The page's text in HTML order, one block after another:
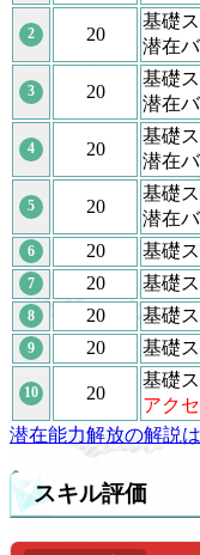
2 20
基礎
潜在
3 20
基礎
潜在
4 20
基礎
潜在
5 20
基礎
潜在
6 20 基礎
7 20 基礎
8 20 基礎
9 20 基礎
10 20
基礎
アク
潜在能力解放の解説は
スキル評価